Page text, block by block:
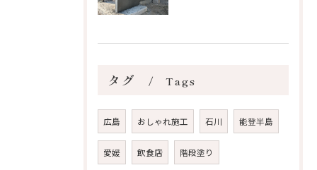
タグ Tags
広島 おしゃれ施工 石川 能登半島
愛媛 飲食店 階段塗り